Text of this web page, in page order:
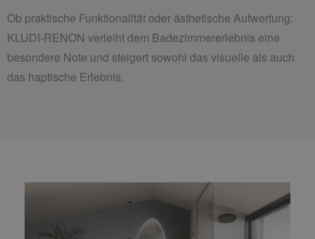
Ob praktische Funktionalität oder ästhetische Aufwertung:
KLUDI-RENON verleiht dem Badezimmererlebnis eine
besondere Note und steigert sowohl das visuelle als auch
das haptische Erlebnis.